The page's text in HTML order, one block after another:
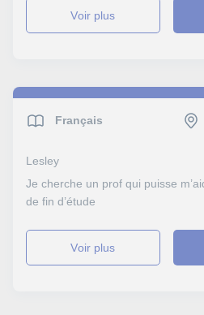
voir plus
Français
Lesley
Je cherche un prof qui puisse
de fin d’étude
voir plus